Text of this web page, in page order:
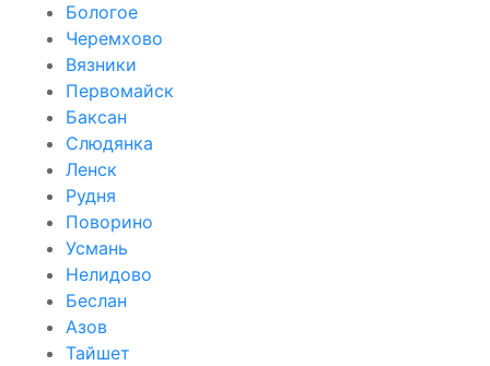
Бологое
Черемхово
Вязники
Первомайск
Баксан
Слюдянка
Ленск
Рудня
Поворино
Усмань
Нелидово
Беслан
Азов
Тайшет